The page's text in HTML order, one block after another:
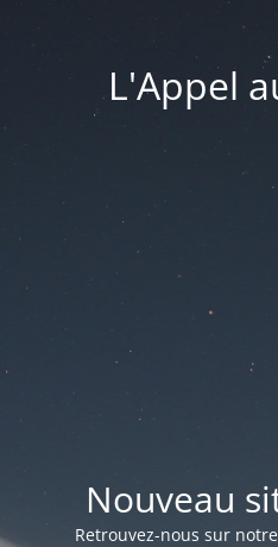
L'Appel
Nouveau
Retrouvez-nous sur